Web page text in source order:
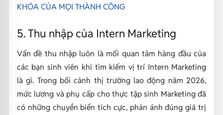
KHÓA CỦA MỌI THÀNH CÔNG
5. Thu nhập của Intern Marketing
Vấn đề thu nhập luôn là mối quan tâm hàng đầu của
các bạn sinh viên khi tìm kiếm vị trí Intern Marketing
là gì. Trong bối cảnh thị trường lao động năm 2026,
mức lương và phụ cấp cho thực tập sinh Marketing đã
có những chuyển biến tích cực, phản ánh đúng giá trị